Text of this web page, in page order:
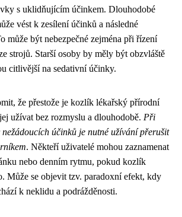
s uklidňujícím účinkem. Dlouhodobé
vést k zesílení účinků a následné
může být nebezpečné zejména při řízení
strojů. Starší osoby by měly být obzvláště
citlivější na sedativní účinky.
že přestože je kozlík lékařský přírodní
užívat bez rozmyslu a dlouhodobě. Při
účinků je nutné užívání přerušit
. Někteří uživatelé mohou zaznamenat
nebo denním rytmu, pokud kozlík
Může se objevit tzv. paradoxní efekt, kdy
k neklidu a podrážděnosti.